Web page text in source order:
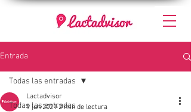
Entrada
Todas las entradas
Todas las entradas
Lactadvisor
9 jun 2021 2 min de lectura